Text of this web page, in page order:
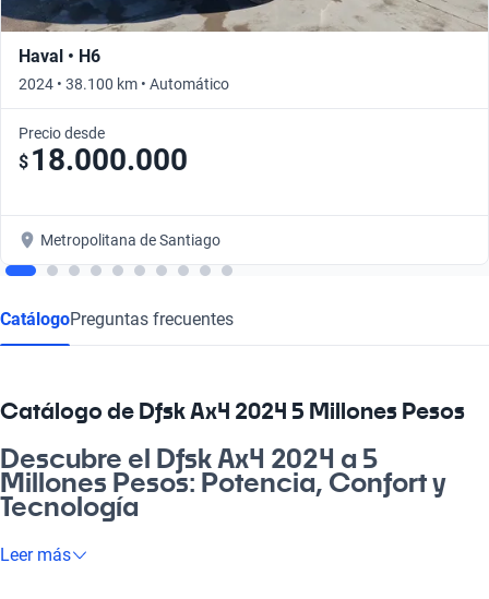
Haval • H6
2024 • 38.100 km • Automático
Precio desde
$ 18.000.000
Metropolitana de Santiago
CatálogoPreguntas frecuentes
Catálogo de Dfsk Ax4 2024 5 Millones Pesos
Descubre el Dfsk Ax4 2024 a 5
Millones Pesos: Potencia, Confort y
Tecnología
¿Estás buscando un auto que te acompañe en el día a día y en
Leer más